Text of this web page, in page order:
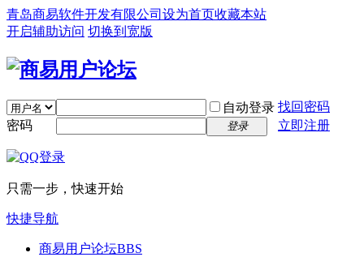
青岛商易软件开发有限公司 设为首页收藏本站
开启辅助访问 切换到宽版
自动登录 找回密码
密码
登录 立即注册
只需一步，快速开始
快捷导航
商易用户论坛BBS